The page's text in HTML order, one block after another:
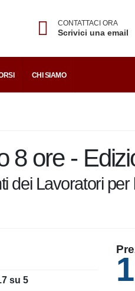
CONTATTACI ORA
Scrivici una email
CHI SIAMO
8 ore -
dei Lavoratori per
su 5